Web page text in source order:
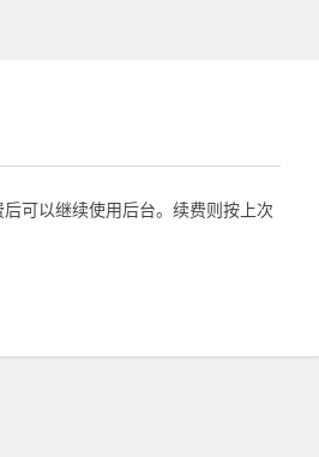
可以继续使用后台。续费则按上次